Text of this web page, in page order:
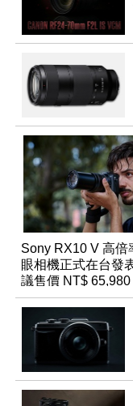
Sony RX10 V 高倍
眼相機正式在台發
議售價 NT$ 65,980